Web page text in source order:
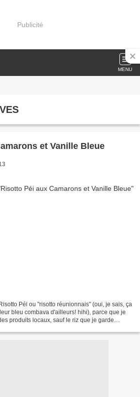
Publicité
MENU
et Vanille Bleue
Péi ou "risotto réunionnais" (oui, je sais, ça
bleu combava d'ailleurs! hihi), parce que je
produits locaux, sauf le riz que je garde